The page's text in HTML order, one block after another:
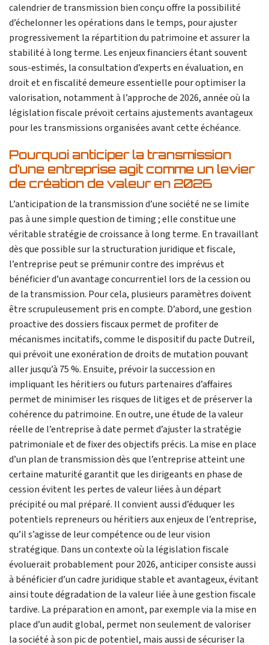
calendrier de transmission bien conçu offre la possibilité
d’échelonner les opérations dans le temps, pour ajuster
progressivement la répartition du patrimoine et assurer la
stabilité à long terme. Les enjeux financiers étant souvent
sous-estimés, la consultation d’experts en évaluation, en
droit et en fiscalité demeure essentielle pour optimiser la
valorisation, notamment à l’approche de 2026, année où la
législation fiscale prévoit certains ajustements avantageux
pour les transmissions organisées avant cette échéance.
Pourquoi anticiper la transmission
d’une entreprise agit comme un levier
de création de valeur en 2026
L’anticipation de la transmission d’une société ne se limite
pas à une simple question de timing ; elle constitue une
véritable stratégie de croissance à long terme. En travaillant
dès que possible sur la structuration juridique et fiscale,
l’entreprise peut se prémunir contre des imprévus et
bénéficier d’un avantage concurrentiel lors de la cession ou
de la transmission. Pour cela, plusieurs paramètres doivent
être scrupuleusement pris en compte. D’abord, une gestion
proactive des dossiers fiscaux permet de profiter de
mécanismes incitatifs, comme le dispositif du pacte Dutreil,
qui prévoit une exonération de droits de mutation pouvant
aller jusqu’à 75 %. Ensuite, prévoir la succession en
impliquant les héritiers ou futurs partenaires d’affaires
permet de minimiser les risques de litiges et de préserver la
cohérence du patrimoine. En outre, une étude de la valeur
réelle de l’entreprise à date permet d’ajuster la stratégie
patrimoniale et de fixer des objectifs précis. La mise en place
d’un plan de transmission dès que l’entreprise atteint une
certaine maturité garantit que les dirigeants en phase de
cession évitent les pertes de valeur liées à un départ
précipité ou mal préparé. Il convient aussi d’éduquer les
potentiels repreneurs ou héritiers aux enjeux de l’entreprise,
qu’il s’agisse de leur compétence ou de leur vision
stratégique. Dans un contexte où la législation fiscale
évoluerait probablement pour 2026, anticiper consiste aussi
à bénéficier d’un cadre juridique stable et avantageux, évitant
ainsi toute dégradation de la valeur liée à une gestion fiscale
tardive. La préparation en amont, par exemple via la mise en
place d’un audit global, permet non seulement de valoriser
la société à son pic de potentiel, mais aussi de sécuriser la